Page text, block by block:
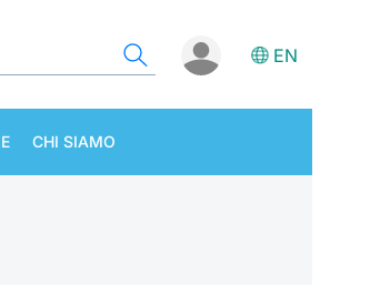
EN
CHI SIAMO